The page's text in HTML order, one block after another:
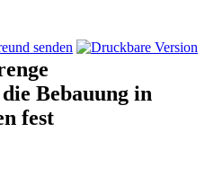
Bebauung in
fest